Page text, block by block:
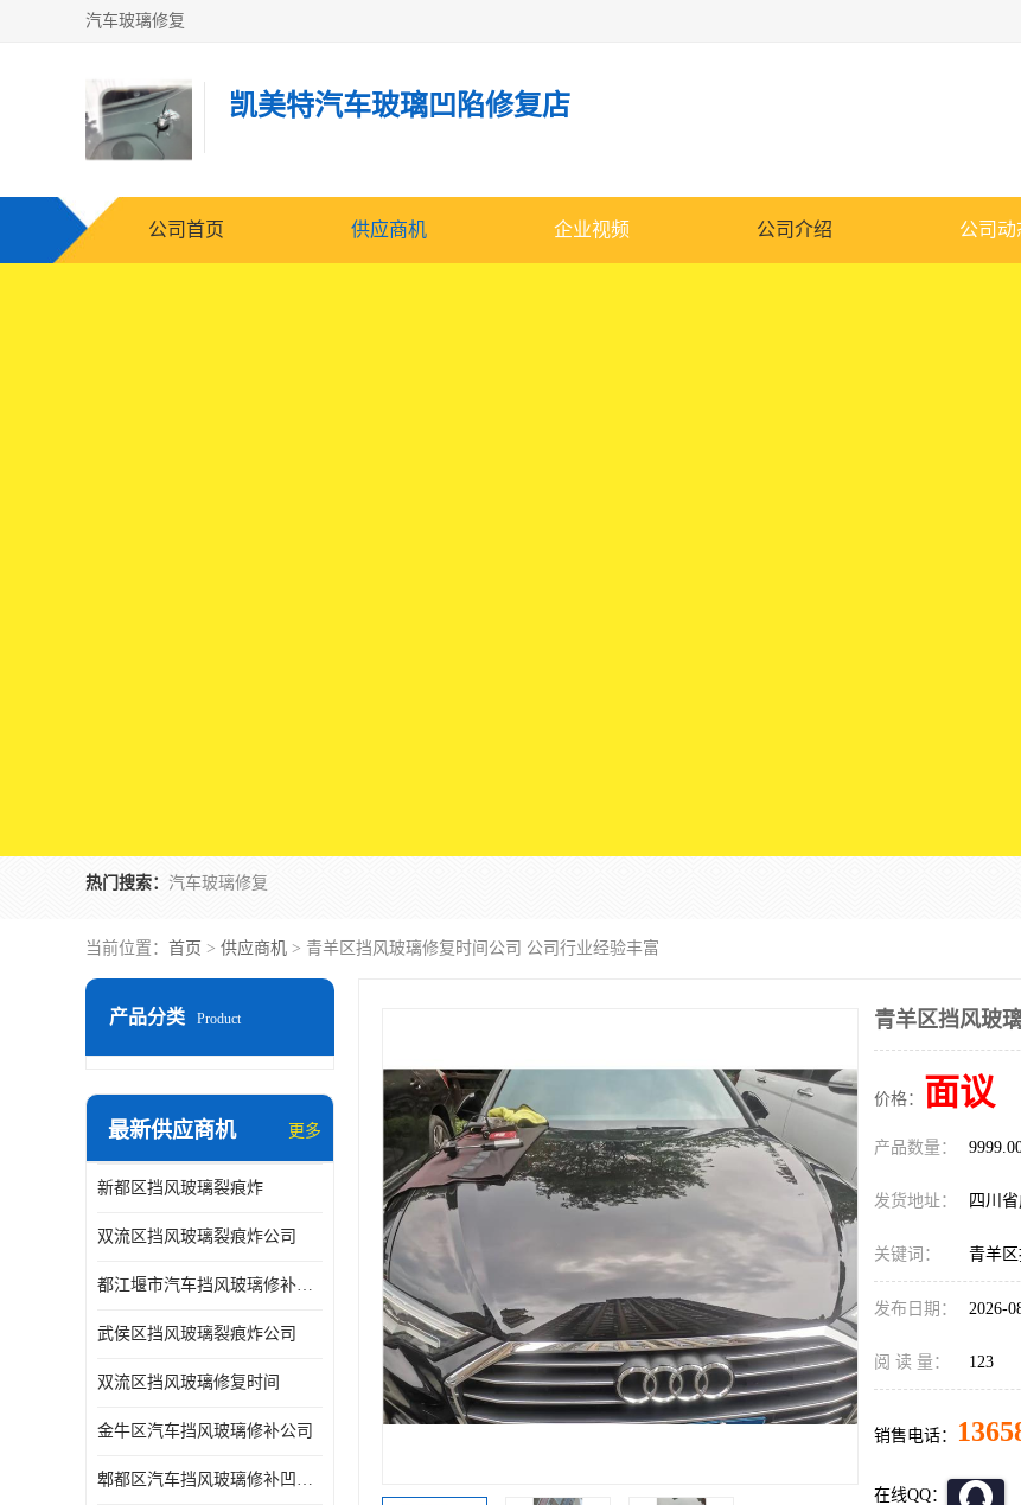
汽车玻璃修复
凯美特汽车玻璃凹陷修复店
公司首页 供应商机 企业视频 公司介绍 公司动
热门搜索： 汽车玻璃修复
当前位置： 首页 > 供应商机 > 青羊区挡风玻璃修复时间公司 公司行业经验丰富
产品分类 Product
最新供应商机 更多
新都区挡风玻璃裂痕炸
双流区挡风玻璃裂痕炸公司
都江堰市汽车挡风玻璃修补凹陷修复
武侯区挡风玻璃裂痕炸公司
双流区挡风玻璃修复时间
金牛区汽车挡风玻璃修补公司
郫都区汽车挡风玻璃修补凹陷修复公司
青羊区挡风玻
价格： 面议
产品数量：
发货地址： 四川
关键词： 青羊
发布日期： 2026-
阅 读 量： 123
销售电话：
在线QQ：